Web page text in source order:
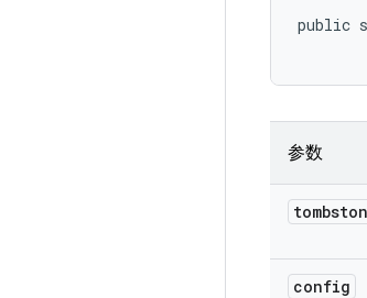
public
参数
config